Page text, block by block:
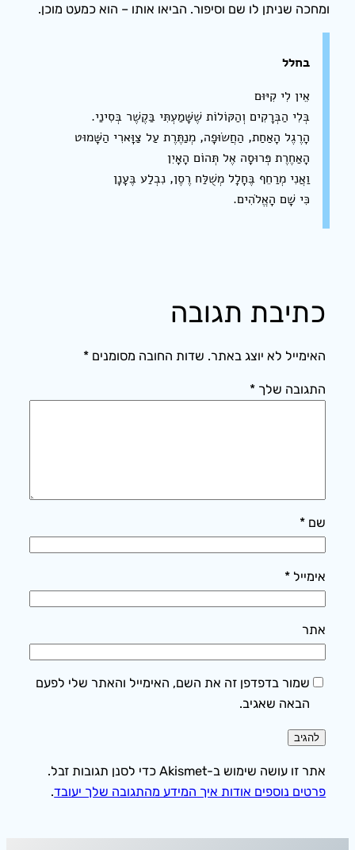
ומחכה שניתן לו שם וסיפור. הביאו אותו – הוא כמעט מוכן.
בחלל
אֵין לִי קִיּוּם
בְּלִי הַבְּרָקִים וְהַקּוֹלוֹת שֶׁשָּׁמַעְתִּי בַּקֶשֶׁר בְּסִינַי.
הָרֶגֶל הָאַחַת, הַחֲשׂוּפָה, מְנַתֶּרֶת עַל צַוָּארִי הַשָּׁמוּט
הָאַחֶרֶת פְּרוּסָה אֶל תְּהוֹם הָאָיִן
וַאֲנִי מְרַחֵף בֶּחָלָל מְשֻׁלַּח רֶסֶן, נִבְלַע בֶּעָנָן
כִּי שָׁם הָאֱלֹהִים.
כתיבת תגובה
האימייל לא יוצג באתר. שדות החובה מסומנים *
התגובה שלך *
שם *
אימייל *
אתר
שמור בדפדפן זה את השם, האימייל והאתר שלי לפעם
הבאה שאגיב.
אתר זו עושה שימוש ב-Akismet כדי לסנן תגובות זבל.
פרטים נוספים אודות איך המידע מהתגובה שלך יעובד.